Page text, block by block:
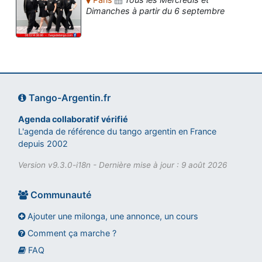
Dimanches à partir du 6 septembre
Tango-Argentin.fr
Agenda collaboratif vérifié
L'agenda de référence du tango argentin en France
depuis 2002
Version v9.3.0-i18n - Dernière mise à jour : 9 août 2026
Communauté
Ajouter une milonga, une annonce, un cours
Comment ça marche ?
FAQ
Assistant tango-argentin.fr